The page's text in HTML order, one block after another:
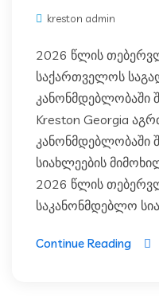
kreston admin
2026 წლის თებერვლის თვის განმავლობაში
საქართველოს
კანონმდებლობაში
Kreston Georgia
კანონმდებლობაში
სიახლეების
2026 წლის
საკანონმდებლო
Continue Reading